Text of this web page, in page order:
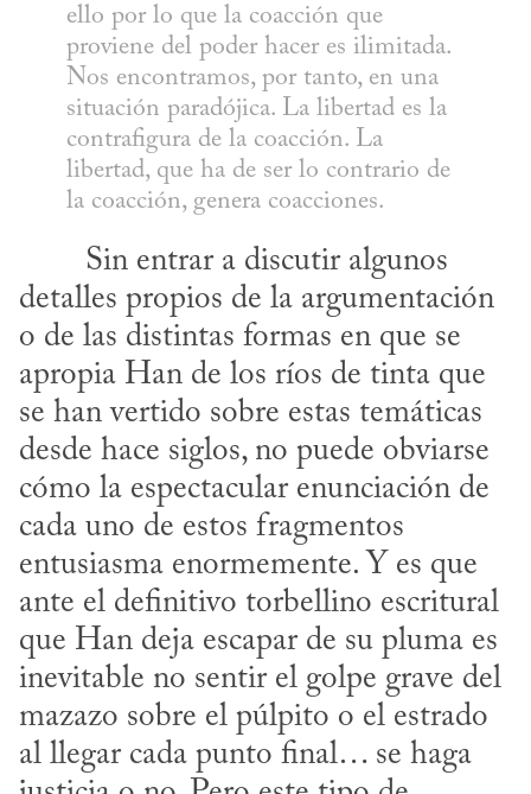
ello por lo que la coacción que
proviene del poder hacer es ilimitada.
Nos encontramos, por tanto, en una
situación paradójica. La libertad es la
contrafigura de la coacción. La
libertad, que ha de ser lo contrario de
la coacción, genera coacciones.
detalles propios de la argumentación
o de las distintas formas en que se
apropia Han de los ríos de tinta que
se han vertido sobre estas temáticas
desde hace siglos, no puede obviarse
cómo la espectacular enunciación de
cada uno de estos fragmentos
entusiasma enormemente. Y es que
ante el definitivo torbellino escritural
que Han deja escapar de su pluma es
inevitable no sentir el golpe grave del
mazazo sobre el púlpito o el estrado
al llegar cada punto final… se haga